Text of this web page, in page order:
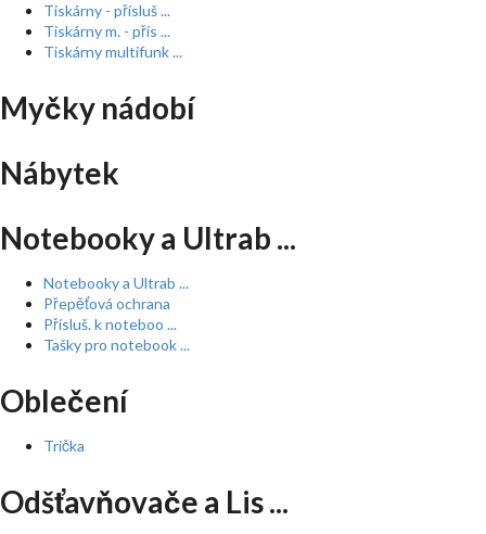
Tiskárny - přísluš ...
Tiskárny m. - přís ...
Tiskárny multifunk ...
Myčky nádobí
Nábytek
Notebooky a Ultrab ...
Notebooky a Ultrab ...
Přepěťová ochrana
Přísluš. k noteboo ...
Tašky pro notebook ...
Oblečení
Trička
Odšťavňovače a Lis ...